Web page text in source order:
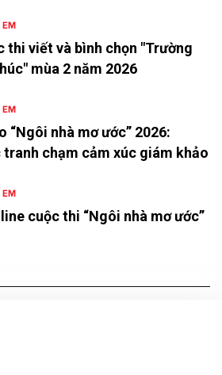
EM
thi viết và bình chọn "Trường
mùa 2 năm 2026
EM
“Ngôi nhà mơ ước” 2026:
tranh chạm cảm xúc giám khảo
EM
cuộc thi “Ngôi nhà mơ ước”